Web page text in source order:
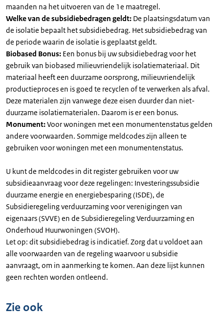
maanden na het uitvoeren van de 1e maatregel.
Welke van de subsidiebedragen geldt: De plaatsingsdatum van
de isolatie bepaalt het subsidiebedrag. Het subsidiebedrag van
de periode waarin de isolatie is geplaatst geldt.
Biobased Bonus: Een bonus bij uw subsidiebedrag voor het
gebruik van biobased milieuvriendelijk isolatiemateriaal. Dit
materiaal heeft een duurzame oorsprong, milieuvriendelijk
productieproces en is goed te recyclen of te verwerken als afval.
Deze materialen zijn vanwege deze eisen duurder dan niet-
duurzame isolatiematerialen. Daarom is er een bonus.
Monument:Voor woningen met een monumentenstatus gelden
andere voorwaarden. Sommige meldcodes zijn alleen te
gebruiken voor woningen met een monumentenstatus.
U kunt de meldcodes in dit register gebruiken voor uw
subsidieaanvraag voor deze regelingen: Investeringssubsidie
duurzame energie en energiebesparing (ISDE), de
Subsidieregeling verduurzaming voor verenigingen van
eigenaars (SVVE) en de Subsidieregeling Verduurzaming en
Onderhoud Huurwoningen (SVOH).
Let op: dit subsidiebedrag is indicatief. Zorg dat u voldoet aan
alle voorwaarden van de regeling waarvoor u subsidie
aanvraagt, om in aanmerking te komen. Aan deze lijst kunnen
geen rechten worden ontleend.
Zie ook